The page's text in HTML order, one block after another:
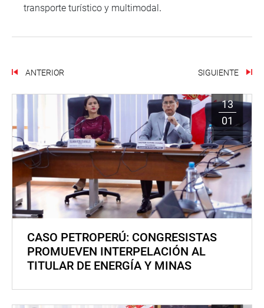
transporte turístico y multimodal.
ANTERIOR SIGUIENTE
13
01
CASO PETROPERÚ: CONGRESISTAS
PROMUEVEN INTERPELACIÓN AL
TITULAR DE ENERGÍA Y MINAS